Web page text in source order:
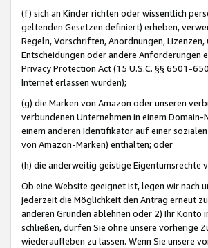
(f) sich an Kinder richten oder wissentlich
geltenden Gesetzen definiert) erheben,
Regeln, Vorschriften, Anordnungen,
Entscheidungen oder andere Anforderungen
Privacy Protection Act (15 U.S.C. §§ 6501-
Internet erlassen wurden);
(g) die Marken von Amazon oder unseren
verbundenen Unternehmen in einem
einem anderen Identifikator auf einer
von Amazon-Marken) enthalten; oder
(h) die anderweitig geistige Eigentumsrechte
Ob eine Website geeignet ist, legen wir nach
jederzeit die Möglichkeit den Antrag erneut
anderen Gründen ablehnen oder 2) Ihr Konto
schließen, dürfen Sie ohne unsere vorherige
wiederaufleben zu lassen. Wenn Sie unsere